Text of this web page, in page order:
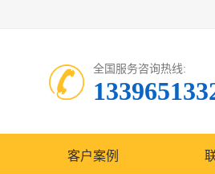
全国服务咨询热线:
客户案例